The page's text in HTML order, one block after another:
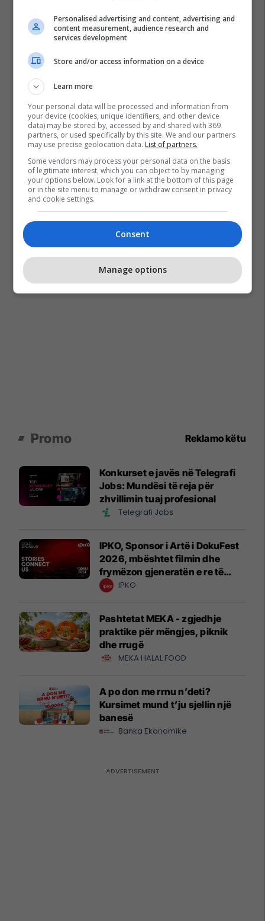
Promo Reklamo këtu
Konkurset e javës në Telegrafi
Jobs: Mundësi të reja për
zhvillimin tuaj profesional
Telegrafi Jobs
IPKO, Sponsor i Artë i DokuFest
2026, mbështet filmin dhe
frymëzon gjeneratën e re të
krijuesve
IPKO
Pashtetat MEKA - zgjedhje
praktike për mëngjes, piknik
dhe rrugë
MEKA HALAL FOOD
A po don me rrnu n’deti?
Kursimet mund t’ju sjellin një
banesë
Banka Ekonomike
Personalised advertising and content, advertising and
content measurement, audience research and
services development
Store and/or access information on a device
Learn more
Your personal data will be processed and information from
your device (cookies, unique identifiers, and other device
data) may be stored by, accessed by and shared with 369
partners, or used specifically by this site. We and our partners
may use precise geolocation data. List of partners.
Some vendors may process your personal data on the basis
of legitimate interest, which you can object to by managing
your options below. Look for a link at the bottom of this page
or in the site menu to manage or withdraw consent in privacy
and cookie settings.
Consent
Manage options